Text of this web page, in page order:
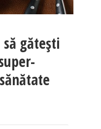
găteşti